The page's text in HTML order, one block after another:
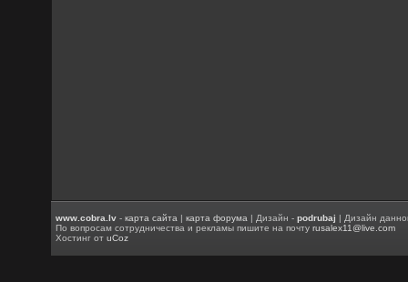
www.cobra.lv -карта сайта |карта форума | Дизайн -podrubaj | Дизайн
По вопросам сотрудничества и рекламы пишите на почтуrusalex11@live.com
Хостинг отuCoz